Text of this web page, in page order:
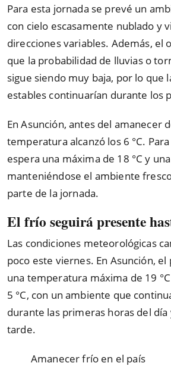
Para esta jornada se prevé un
con cielo escasamente nublado y
direcciones variables. Además, el
que la probabilidad de lluvias o
sigue siendo muy baja, por lo que
estables continuarían durante los
En Asunción, antes del amanecer
temperatura alcanzó los 6 °C.
espera una máxima de 18 °C y
manteniéndose el ambiente
parte de la jornada.
El frío seguirá presente
Las condiciones meteorológicas
poco este viernes. En Asunción,
una temperatura máxima de 19
5 °C, con un ambiente que
durante las primeras horas del día
tarde.
Amanecer frío en el país️